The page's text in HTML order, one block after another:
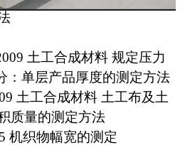
土工合成材料 规定压力
：单层产品厚度的测定方法
土工合成材料 土工布及土
质量的测定方法
机织物幅宽的测定